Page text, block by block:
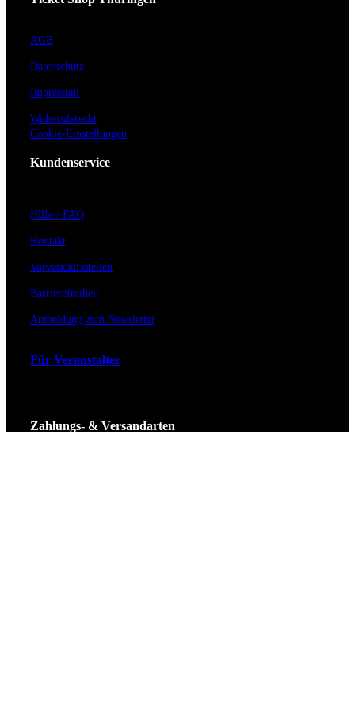
AGB
Datenschutz
Impressum
Widerrufsrecht
Cookie-Einstellungen
Kundenservice
Hilfe / FAQ
Kontakt
Vorverkaufsstellen
Barrierefreiheit
Anmeldung zum Newsletter
Für Veranstalter
Zahlungs- & Versandarten